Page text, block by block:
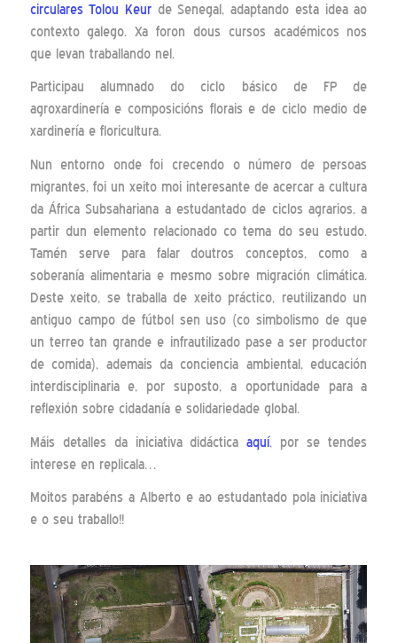
circulares Tolou Keur de Senegal, adaptando esta idea ao
contexto galego. Xa foron dous cursos académicos nos
que levan traballando nel.
Participau alumnado do ciclo básico de FP de
agroxardinería e composicións florais e de ciclo medio de
xardinería e floricultura.
Nun entorno onde foi crecendo o número de persoas
migrantes, foi un xeito moi interesante de acercar a cultura
da África Subsahariana a estudantado de ciclos agrarios, a
partir dun elemento relacionado co tema do seu estudo.
Tamén serve para falar doutros conceptos, como a
soberanía alimentaria e mesmo sobre migración climática.
Deste xeito, se traballa de xeito práctico, reutilizando un
antiguo campo de fútbol sen uso (co simbolismo de que
un terreo tan grande e infrautilizado pase a ser productor
de comida), ademais da conciencia ambiental, educación
interdisciplinaria e, por suposto, a oportunidade para a
reflexión sobre cidadanía e solidariedade global.
Máis detalles da iniciativa didácticaaquí, por se tendes
interese en replicala…
Moitos parabéns a Alberto e ao estudantado pola iniciativa
e o seu traballo!!